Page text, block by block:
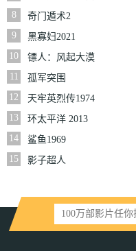
8
奇门遁术2
9
黑寡妇2021
10
镖人：风起大漠
11
孤军突围
12
天牢英烈传1974
13
环太平洋 2013
14
鲨鱼1969
15
影子超人